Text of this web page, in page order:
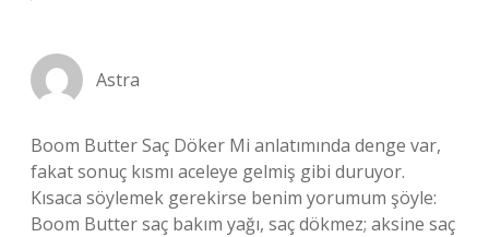
Astra
Boom Butter Saç Döker Mi anlatımında denge var,
fakat sonuç kısmı aceleye gelmiş gibi duruyor.
Kısaca söylemek gerekirse benim yorumum şöyle:
Boom Butter saç bakım yağı, saç dökmez; aksine saç